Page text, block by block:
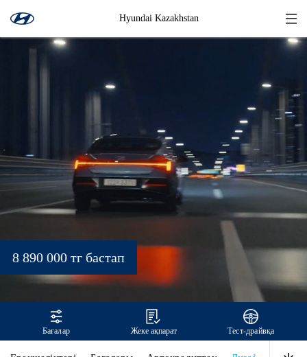
Hyundai Kazakhstan
ELANTRA
8 890 000 тг бастап
Бағалар Жеке ақпарат Тест-драйвқа